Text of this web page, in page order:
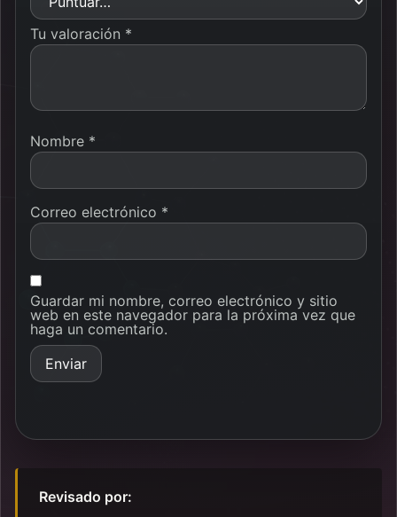
Tu valoración *
Nombre *
Correo electrónico *
Guardar mi nombre, correo electrónico y sitio
web en este navegador para la próxima vez que
haga un comentario.
Revisado por: